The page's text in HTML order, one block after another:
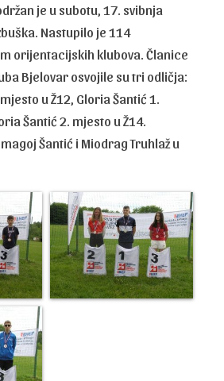
je u subotu, 17. svibnja
Nastupilo je 114
orijentacijskih klubova. Članice
Bjelovar osvojile su tri odličja:
u Ž12, Gloria Šantić 1.
Šantić 2. mjesto u Ž14.
Šantić i Miodrag Truhlaž u